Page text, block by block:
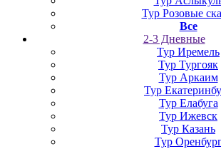
Тур Розовые
Все
2-3 Дневные
Тур Иремель
Тур Тургояк
Тур Аркаим
Тур
Тур Елабуга
Тур Ижевск
Тур Казань
Тур